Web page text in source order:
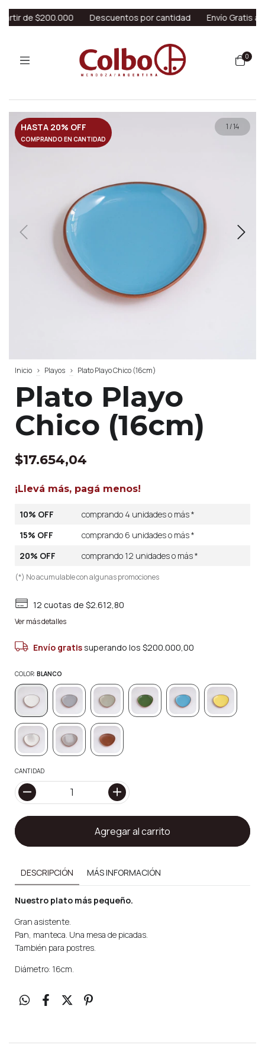
de $200.000 Descuentos por cantidad Envío Gratis a
0
HASTA 20% OFF
COMPRANDO EN CANTIDAD
1 /14
Inicio > Playos > Plato Playo Chico (16cm)
Plato Playo
Chico (16cm)
$17.654,04
¡Llevá más, pagá menos!
10% OFF
comprando 4 unidades o más *
15% OFF
comprando 6 unidades o más *
20% OFF
comprando 12 unidades o más *
(*) No acumulable con algunas promociones
12 cuotas de$2.612,80
Ver más detalles
Envío gratissuperando los$200.000,00
COLOR: BLANCO
CANTIDAD
DESCRIPCIÓN MÁS INFORMACIÓN
Nuestro plato más pequeño.
Gran asistente.
Pan, manteca. Una mesa de picadas.
También para postres.
Diámetro: 16cm.